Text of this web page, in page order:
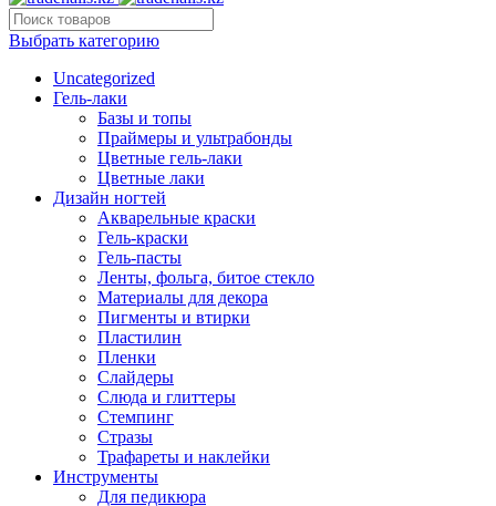
Выбрать категорию
Uncategorized
Гель-лаки
Базы и топы
Праймеры и ультрабонды
Цветные гель-лаки
Цветные лаки
Дизайн ногтей
Акварельные краски
Гель-краски
Гель-пасты
Ленты, фольга, битое стекло
Материалы для декора
Пигменты и втирки
Пластилин
Пленки
Слайдеры
Слюда и глиттеры
Стемпинг
Стразы
Трафареты и наклейки
Инструменты
Для педикюра